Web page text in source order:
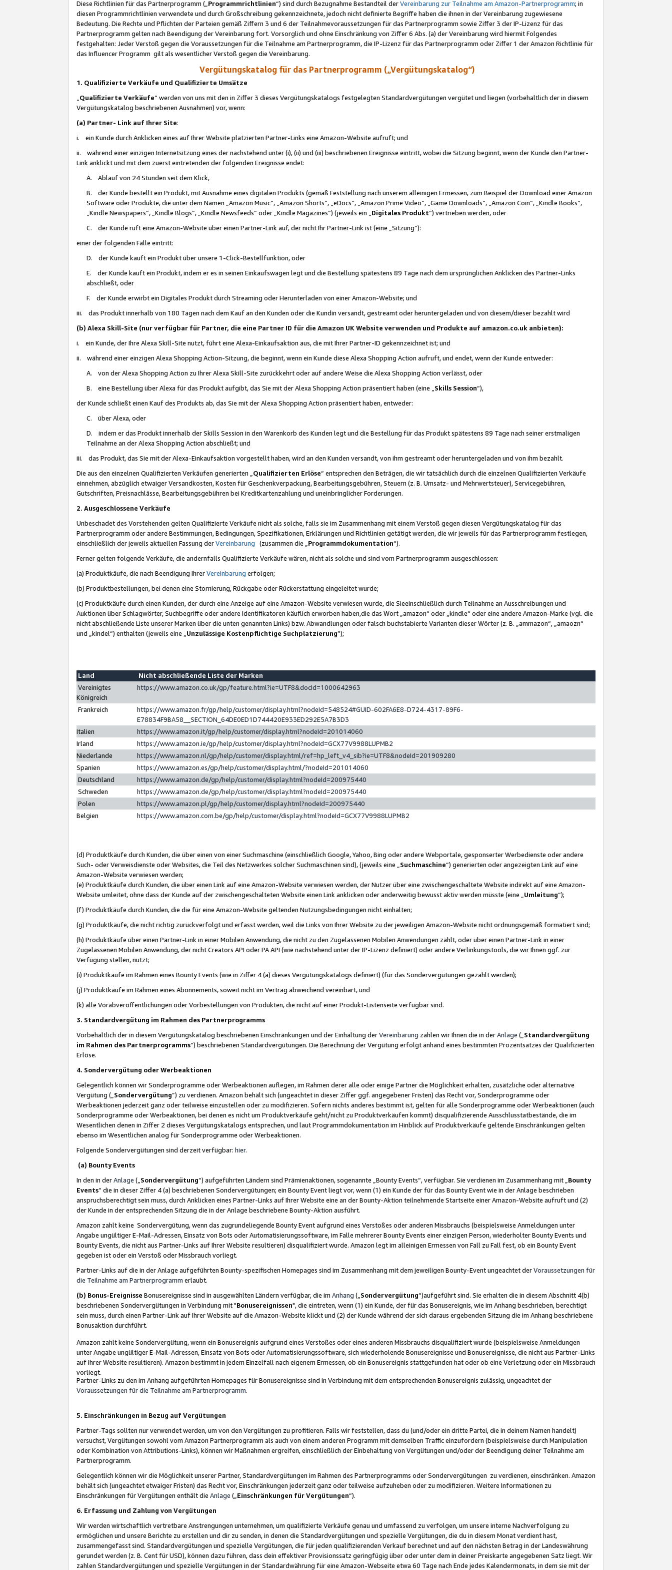
Diese Richtlinien für das Partnerprogramm („Programmrichtlinien“) sind durch Bezugnahme Bestandteil derVereinbarung zur Teilnahme am Amazon-Partnerprogramm; in
diesen Programmrichtlinien verwendete und durch Großschreibung gekennzeichnete, jedoch nicht definierte Begriffe haben die ihnen in der Vereinbarung zugewiesene
Bedeutung. Die Rechte und Pflichten der Parteien gemäß Ziffern 3 und 6 der Teilnahmevoraussetzungen für das Partnerprogramm sowie Ziffer 3 der IP-Lizenz für das
Partnerprogramm gelten nach Beendigung der Vereinbarung fort. Vorsorglich und ohne Einschränkung von Ziffer 6 Abs. (a) der Vereinbarung wird hiermit Folgendes
festgehalten: Jeder Verstoß gegen die Voraussetzungen für die Teilnahme am Partnerprogramm, die IP-Lizenz für das Partnerprogramm oder Ziffer 1 der Amazon Richtlinie für
das Influencer Programm gilt als wesentlicher Verstoß gegen die Vereinbarung.
Vergütungskatalog für das Partnerprogramm („Vergütungskatalog“)
1. Qualifizierte Verkäufe und Qualifizierte Umsätze
Qualifizierte Verkäufe“ werden von uns mit den in Ziffer 3 dieses Vergütungskatalogs festgelegten Standardvergütungen vergütet und liegen (vorbehaltlich der in diesem
Vergütungskatalog beschriebenen Ausnahmen) vor, wenn:
(a) Partner- Link auf Ihrer Site:
i. ein Kunde durch Anklicken eines auf Ihrer Website platzierten Partner-Links eine Amazon-Website aufruft; und
ii. während einer einzigen Internetsitzung eines der nachstehend unter (i), (ii) und (iii) beschriebenen Ereignisse eintritt, wobei die Sitzung beginnt, wenn der Kunde den Partner-
Link anklickt und mit dem zuerst eintretenden der folgenden Ereignisse endet:
A. Ablauf von 24 Stunden seit dem Klick,
B. der Kunde bestellt ein Produkt, mit Ausnahme eines digitalen Produkts (gemäß Feststellung nach unserem alleinigen Ermessen, zum Beispiel der Download einer Amazon
Software oder Produkte, die unter dem Namen „Amazon Music“, „Amazon Shorts“, „eDocs“, „Amazon Prime Video“, „Game Downloads“, „Amazon Coin“, „Kindle Books“,
„Kindle Newspapers“, „Kindle Blogs“, „Kindle Newsfeeds“ oder „Kindle Magazines“) (jeweils ein „ Digitales Produkt“) vertrieben werden, oder
C. der Kunde ruft eine Amazon-Website über einen Partner-Link auf, der nicht Ihr Partner-Link ist (eine „Sitzung“):
einer der folgenden Fälle eintritt:
D. der Kunde kauft ein Produkt über unsere 1-Click-Bestellfunktion, oder
E. der Kunde kauft ein Produkt, indem er es in seinen Einkaufswagen legt und die Bestellung spätestens 89 Tage nach dem ursprünglichen Anklicken des Partner-Links
abschließt, oder
F. der Kunde erwirbt ein Digitales Produkt durch Streaming oder Herunterladen von einer Amazon-Website; und
iii. das Produkt innerhalb von 180 Tagen nach dem Kauf an den Kunden oder die Kundin versandt, gestreamt oder heruntergeladen und von diesem/dieser bezahlt wird
(b) Alexa Skill-Site (nur verfügbar für Partner, die eine Partner ID für die Amazon UK Website verwenden und Produkte auf amazon.co.uk anbieten):
i. ein Kunde, der Ihre Alexa Skill-Site nutzt, führt eine Alexa-Einkaufsaktion aus, die mit Ihrer Partner-ID gekennzeichnet ist; und
ii. während einer einzigen Alexa Shopping Action-Sitzung, die beginnt, wenn ein Kunde diese Alexa Shopping Action aufruft, und endet, wenn der Kunde entweder:
A. von der Alexa Shopping Action zu Ihrer Alexa Skill-Site zurückkehrt oder auf andere Weise die Alexa Shopping Action verlässt, oder
B. eine Bestellung über Alexa für das Produkt aufgibt, das Sie mit der Alexa Shopping Action präsentiert haben (eine „ Skills Session“),
der Kunde schließt einen Kauf des Produkts ab, das Sie mit der Alexa Shopping Action präsentiert haben, entweder:
C. über Alexa, oder
D. indem er das Produkt innerhalb der Skills Session in den Warenkorb des Kunden legt und die Bestellung für das Produkt spätestens 89 Tage nach seiner erstmaligen
Teilnahme an der Alexa Shopping Action abschließt; und
iii. das Produkt, das Sie mit der Alexa-Einkaufsaktion vorgestellt haben, wird an den Kunden versandt, von ihm gestreamt oder heruntergeladen und von ihm bezahlt.
Die aus den einzelnen Qualifizierten Verkäufen generierten „ Qualifizierten Erlöse“ entsprechen den Beträgen, die wir tatsächlich durch die einzelnen Qualifizierten Verkäufe
einnehmen, abzüglich etwaiger Versandkosten, Kosten für Geschenkverpackung, Bearbeitungsgebühren, Steuern (z. B. Umsatz- und Mehrwertsteuer), Servicegebühren,
Gutschriften, Preisnachlässe, Bearbeitungsgebühren bei Kreditkartenzahlung und uneinbringlicher Forderungen.
2. Ausgeschlossene Verkäufe
Unbeschadet des Vorstehenden gelten Qualifizierte Verkäufe nicht als solche, falls sie im Zusammenhang mit einem Verstoß gegen diesen Vergütungskatalog für das
Partnerprogramm oder andere Bestimmungen, Bedingungen, Spezifikationen, Erklärungen und Richtlinien getätigt werden, die wir jeweils für das Partnerprogramm festlegen,
einschließlich der jeweils aktuellen Fassung derVereinbarung (zusammen die „ Programmdokumentation“).
Ferner gelten folgende Verkäufe, die andernfalls Qualifizierte Verkäufe wären, nicht als solche und sind vom Partnerprogramm ausgeschlossen:
(a) Produktkäufe, die nach Beendigung IhrerVereinbarung erfolgen;
(b) Produktbestellungen, bei denen eine Stornierung, Rückgabe oder Rückerstattung eingeleitet wurde;
(c) Produktkäufe durch einen Kunden, der durch eine Anzeige auf eine Amazon-Website verwiesen wurde, die Sieeinschließlich durch Teilnahme an Ausschreibungen und
Auktionen über Schlagwörter, Suchbegriffe oder andere Identifikatoren käuflich erworben haben,die das Wort „amazon“ oder „kindle“ oder eine andere Amazon-Marke (vgl. die
nicht abschließende Liste unserer Marken über die unten genannten Links) bzw. Abwandlungen oder falsch buchstabierte Varianten dieser Wörter (z. B. „ammazon“, „amaozn“
und „kindel“) enthalten (jeweils eine „ Unzulässige Kostenpflichtige Suchplatzierung”);
Land
Nicht abschließende Liste der Marken
Vereinigtes
Königreich
https://www.amazon.co.uk/gp/feature.html?ie=UTF8&docId=1000642963
Frankreich
https://www.amazon.fr/gp/help/customer/display.html?nodeId=548524#GUID-602FA6E8-D724-4317-89F6-
E78834F9BA58__SECTION_64DE0ED1D744420E933ED292E5A7B3D3
Italien
https://www.amazon.it/gp/help/customer/display.html?nodeId=201014060
Irland
https://www.amazon.ie/gp/help/customer/display.html?nodeId=GCX77V9988LUPMB2
Niederlande
https://www.amazon.nl/gp/help/customer/display.html/ref=hp_left_v4_sib?ie=UTF8&nodeId=201909280
Spanien
https://www.amazon.es/gp/help/customer/display.html/?nodeId=201014060
Deutschland
https://www.amazon.de/gp/help/customer/display.html?nodeId=200975440
Schweden
https://www.amazon.de/gp/help/customer/display.html?nodeId=200975440
Polen
https://www.amazon.pl/gp/help/customer/display.html?nodeId=200975440
Belgien
https://www.amazon.com.be/gp/help/customer/display.html?nodeId=GCX77V9988LUPMB2
(d) Produktkäufe durch Kunden, die über einen von einer Suchmaschine (einschließlich Google, Yahoo, Bing oder andere Webportale, gesponserter Werbedienste oder andere
Such- oder Verweisdienste oder Websites, die Teil des Netzwerkes solcher Suchmaschinen sind), (jeweils eine „ Suchmaschine“) generierten oder angezeigten Link auf eine
Amazon-Website verwiesen werden;
(e) Produktkäufe durch Kunden, die über einen Link auf eine Amazon-Website verwiesen werden, der Nutzer über eine zwischengeschaltete Website indirekt auf eine Amazon-
Website umleitet, ohne dass der Kunde auf der zwischengeschalteten Website einen Link anklicken oder anderweitig bewusst aktiv werden müsste (eine „ Umleitung“);
(f) Produktkäufe durch Kunden, die die für eine Amazon-Website geltenden Nutzungsbedingungen nicht einhalten;
(g) Produktkäufe, die nicht richtig zurückverfolgt und erfasst werden, weil die Links von Ihrer Website zu der jeweiligen Amazon-Website nicht ordnungsgemäß formatiert sind;
(h) Produktkäufe über einen Partner-Link in einer Mobilen Anwendung, die nicht zu den Zugelassenen Mobilen Anwendungen zählt, oder über einen Partner-Link in einer
Zugelassenen Mobilen Anwendung, der nicht Creators API oder PA API (wie nachstehend unter der IP-Lizenz definiert) oder andere Verlinkungstools, die wir Ihnen ggf. zur
Verfügung stellen, nutzt;
(i) Produktkäufe im Rahmen eines Bounty Events (wie in Ziffer 4 (a) dieses Vergütungskatalogs definiert) (für das Sondervergütungen gezahlt werden);
(j) Produktkäufe im Rahmen eines Abonnements, soweit nicht im Vertrag abweichend vereinbart, und
(k) alle Vorabveröffentlichungen oder Vorbestellungen von Produkten, die nicht auf einer Produkt-Listenseite verfügbar sind.
3. Standardvergütung im Rahmen des Partnerprogramms
Vorbehaltlich der in diesem Vergütungskatalog beschriebenen Einschränkungen und der Einhaltung derVereinbarung zahlen wir Ihnen die in derAnlage („ Standardvergütung
im Rahmen des Partnerprogramms“) beschriebenen Standardvergütungen. Die Berechnung der Vergütung erfolgt anhand eines bestimmten Prozentsatzes der Qualifizierten
Erlöse.
4. Sondervergütung oder Werbeaktionen
Gelegentlich können wir Sonderprogramme oder Werbeaktionen auflegen, im Rahmen derer alle oder einige Partner die Möglichkeit erhalten, zusätzliche oder alternative
Vergütung („ Sondervergütung”) zu verdienen. Amazon behält sich (ungeachtet in dieser Ziffer ggf. angegebener Fristen) das Recht vor, Sonderprogramme oder
Werbeaktionen jederzeit ganz oder teilweise einzustellen oder zu modifizieren. Sofern nichts anderes bestimmt ist, gelten für alle Sonderprogramme oder Werbeaktionen (auch
Sonderprogramme oder Werbeaktionen, bei denen es nicht um Produktverkäufe geht/nicht zu Produktverkäufen kommt) disqualifizierende Ausschlusstatbestände, die im
Wesentlichen denen in Ziffer 2 dieses Vergütungskatalogs entsprechen, und laut Programmdokumentation im Hinblick auf Produktverkäufe geltende Einschränkungen gelten
ebenso im Wesentlichen analog für Sonderprogramme oder Werbeaktionen.
Folgende Sondervergütungen sind derzeit verfügbar: hier.
(a) Bounty Events
In den in derAnlage („ Sondervergütung“) aufgeführten Ländern sind Prämienaktionen, sogenannte „Bounty Events“, verfügbar. Sie verdienen im Zusammenhang mit „ Bounty
Events“ die in dieser Ziffer 4 (a) beschriebenen Sondervergütungen; ein Bounty Event liegt vor, wenn (1) ein Kunde der für das Bounty Event wie in der Anlage beschrieben
anspruchsberechtigt sein muss, durch Anklicken eines Partner-Links auf Ihrer Website eine an der Bounty-Aktion teilnehmende Startseite einer Amazon-Website aufruft und (2)
der Kunde in der entsprechenden Sitzung die in der Anlage beschriebene Bounty-Aktion ausführt.
Amazon zahlt keine Sondervergütung, wenn das zugrundeliegende Bounty Event aufgrund eines Verstoßes oder anderen Missbrauchs (beispielsweise Anmeldungen unter
Angabe ungültiger E-Mail-Adressen, Einsatz von Bots oder Automatisierungssoftware, im Falle mehrerer Bounty Events einer einzigen Person, wiederholter Bounty Events und
Bounty Events, die nicht aus Partner-Links auf Ihrer Website resultieren) disqualifiziert wurde. Amazon legt im alleinigen Ermessen von Fall zu Fall fest, ob ein Bounty Event
gegeben ist oder ein Verstoß oder Missbrauch vorliegt.
Partner-Links auf die in der Anlage aufgeführten Bounty-spezifischen Homepages sind im Zusammenhang mit dem jeweiligen Bounty-Event ungeachtet derVoraussetzungen für
die Teilnahme am Partnerprogramm erlaubt.
(b) Bonus-Ereignisse Bonusereignisse sind in ausgewählten Ländern verfügbar, die im Anhang („ Sondervergütung“)aufgeführt sind. Sie erhalten die in diesem Abschnitt 4(b)
beschriebenen Sondervergütungen in Verbindung mit "Bonusereignissen", die eintreten, wenn (1) ein Kunde, der für das Bonusereignis, wie im Anhang beschrieben, berechtigt
sein muss, durch einen Partner-Link auf Ihrer Website auf die Amazon-Website klickt und (2) der Kunde während der sich daraus ergebenden Sitzung die im Anhang beschriebene
Bonusaktion durchführt.
Amazon zahlt keine Sondervergütung, wenn ein Bonusereignis aufgrund eines Verstoßes oder eines anderen Missbrauchs disqualifiziert wurde (beispielsweise Anmeldungen
unter Angabe ungültiger E-Mail-Adressen, Einsatz von Bots oder Automatisierungssoftware, sich wiederholende Bonusereignisse und Bonusereignisse, die nicht aus Partner-Links
auf Ihrer Website resultieren). Amazon bestimmt in jedem Einzelfall nach eigenem Ermessen, ob ein Bonusereignis stattgefunden hat oder ob eine Verletzung oder ein Missbrauch
vorliegt.
Partner-Links zu den im Anhang aufgeführten Homepages für Bonusereignisse sind in Verbindung mit dem entsprechenden Bonusereignis zulässig, ungeachtet der
Voraussetzungen für die Teilnahme am Partnerprogramm.
5. Einschränkungen in Bezug auf Vergütungen
Partner-Tags sollten nur verwendet werden, um von den Vergütungen zu profitieren. Falls wir feststellen, dass du (und/oder ein dritte Partei, die in deinem Namen handelt)
versuchst, Vergütungen sowohl vom Amazon Partnerprogramm als auch von einem anderen Programm mit demselben Traffic einzufordern (beispielsweise durch Manipulation
oder Kombination von Attributions-Links), können wir Maßnahmen ergreifen, einschließlich der Einbehaltung von Vergütungen und/oder der Beendigung deiner Teilnahme am
Partnerprogramm.
Gelegentlich können wir die Möglichkeit unserer Partner, Standardvergütungen im Rahmen des Partnerprogramms oder Sondervergütungen zu verdienen, einschränken. Amazon
behält sich (ungeachtet etwaiger Fristen) das Recht vor, Einschränkungen jederzeit ganz oder teilweise aufzuheben oder zu modifizieren. Weitere Informationen zu
Einschränkungen für Vergütungen enthält die Anlage („ Einschränkungen für Vergütungen“).
6. Erfassung und Zahlung von Vergütungen
Wir werden wirtschaftlich vertretbare Anstrengungen unternehmen, um qualifizierte Verkäufe genau und umfassend zu verfolgen, um unsere interne Nachverfolgung zu
ermöglichen und unsere Berichte zu erstellen und dir zu senden, in denen die Standardvergütungen und spezielle Vergütungen, die du in diesem Monat verdient hast,
zusammengefasst sind. Standardvergütungen und spezielle Vergütungen, die für jeden qualifizierenden Verkauf berechnet und auf den nächsten Betrag in der Landeswährung
gerundet werden (z. B. Cent für USD), können dazu führen, dass dein effektiver Provisionssatz geringfügig über oder unter dem in deiner Preiskarte angegebenen Satz liegt. Wir
zahlen Standardvergütungen und spezielle Vergütungen in der Standardwährung für eine Amazon-Webseite etwa 60 Tage nach Ende jedes Kalendermonats, in dem sie mit der